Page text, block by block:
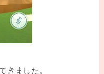
きました。